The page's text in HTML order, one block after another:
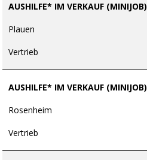
AUSHILFE* IM VERKAUF (MINIJOB)
Plauen
Vertrieb
AUSHILFE* IM VERKAUF (MINIJOB)
Rosenheim
Vertrieb